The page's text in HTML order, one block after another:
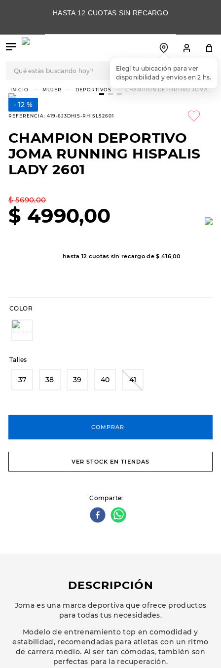
HASTA 12 CUOTAS SIN RECARGO
Elegí tu ubicación para ver
disponibilidad y envíos en 2 hs.
MUJER DEPORTIVOS
CHAMPION DEPORTIVO JOMA
12 %
REFERENCIA: 419-6J3DHIS-RHISLS2601
CHAMPION DEPORTIVO
JOMA RUNNING HISPALIS
LADY 2601
$ 5690,00
$ 4990,00
hasta 12 cuotas sin recargo de$ 416,00
COLOR
Talles
37 38 39 40 41
COMPRAR
VER STOCK EN TIENDAS
Comparte
DESCRIPCIÓN
Joma es una marca deportiva que ofrece productos
para todas tus necesidades.
Modelo de entrenamiento top en comodidad y
estabilidad, recomendadas para atletas con un ritmo
de carrera medio. Al ser tan cómodas, también son
perfectas para la recuperación.
TÉRMINOS MÁS
BUSCADOS
3 .
skechers slip-ins